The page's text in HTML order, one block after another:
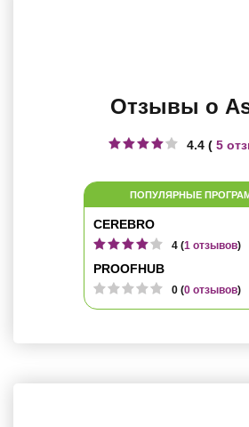
Отзывы о
4.4 ( 5
ПОПУЛЯРНЫЕ
CEREBRO
4 (1 отзывов)
PROOFHUB
0 (0 отзывов)